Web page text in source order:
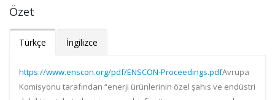
Özet
Türkçe İngilizce
https://www.enscon.org/pdf/ENSCON-Proceedings.pdfAvrupa
Komisyonu tarafından “enerji ürünlerinin özel şahıs ve endüstri